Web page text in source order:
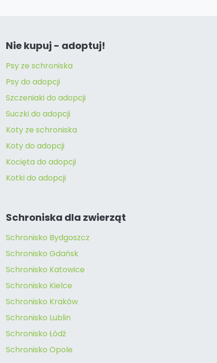
Nie kupuj - adoptuj!
Psy ze schroniska
Psy do adopcji
Szczeniaki do adopcji
Suczki do adopcji
Koty ze schroniska
Koty do adopcji
Kocięta do adopcji
Kotki do adopcji
Schroniska dla zwierząt
Schronisko Bydgoszcz
Schronisko Gdańsk
Schronisko Katowice
Schronisko Kielce
Schronisko Kraków
Schronisko Lublin
Schronisko Łódź
Schronisko Opole